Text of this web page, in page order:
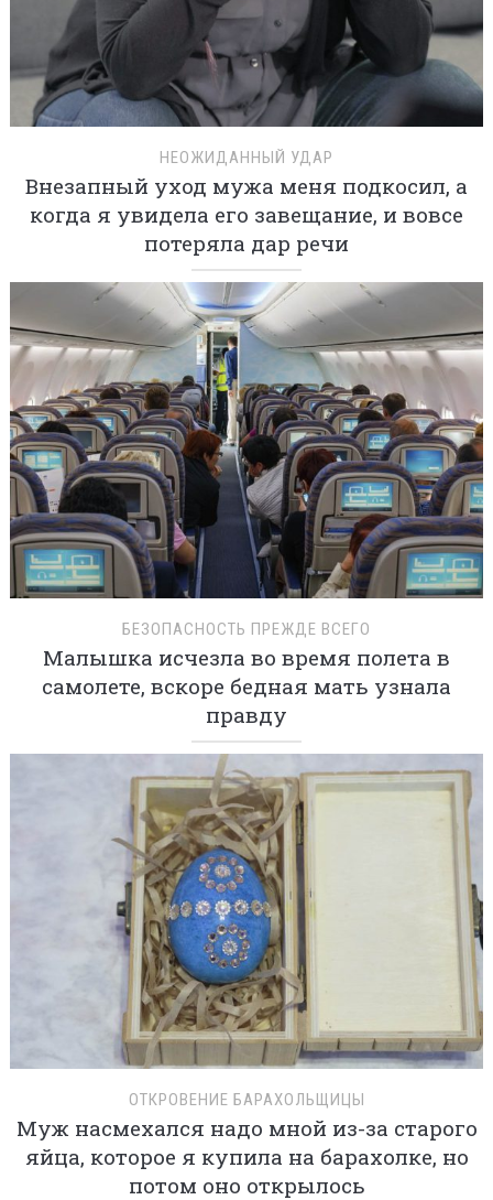
НЕОЖИДАННЫЙ УДАР
Внезапный уход мужа меня подкосил, а
когда я увидела его завещание, и вовсе
потеряла дар речи
БЕЗОПАСНОСТЬ ПРЕЖДЕ ВСЕГО
Малышка исчезла во время полета в
самолете, вскоре бедная мать узнала
правду
ОТКРОВЕНИЕ БАРАХОЛЬЩИЦЫ
Муж насмехался надо мной из-за старого
яйца, которое я купила на барахолке, но
потом оно открылось